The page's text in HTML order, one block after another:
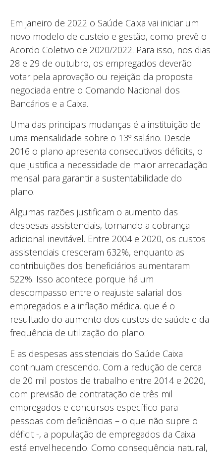
Em janeiro de 2022 o Saúde Caixa vai iniciar um
novo modelo de custeio e gestão, como prevê o
Acordo Coletivo de 2020/2022. Para isso, nos dias
28 e 29 de outubro, os empregados deverão
votar pela aprovação ou rejeição da proposta
negociada entre o Comando Nacional dos
Bancários e a Caixa.
Uma das principais mudanças é a instituição de
uma mensalidade sobre o 13º salário. Desde
2016 o plano apresenta consecutivos déficits, o
que justifica a necessidade de maior arrecadação
mensal para garantir a sustentabilidade do
plano.
Algumas razões justificam o aumento das
despesas assistenciais, tornando a cobrança
adicional inevitável. Entre 2004 e 2020, os custos
assistenciais cresceram 632%, enquanto as
contribuições dos beneficiários aumentaram
522%. Isso acontece porque há um
descompasso entre o reajuste salarial dos
empregados e a inflação médica, que é o
resultado do aumento dos custos de saúde e da
frequência de utilização do plano.
E as despesas assistenciais do Saúde Caixa
continuam crescendo. Com a redução de cerca
de 20 mil postos de trabalho entre 2014 e 2020,
com previsão de contratação de três mil
empregados e concursos específico para
pessoas com deficiências – o que não supre o
déficit -, a população de empregados da Caixa
está envelhecendo. Como consequência natural,